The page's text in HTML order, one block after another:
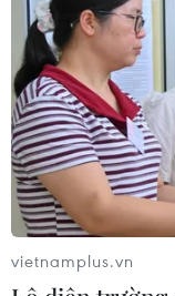
ASEAN Cup
03/08/2026 09:21
vietnamplus.vn